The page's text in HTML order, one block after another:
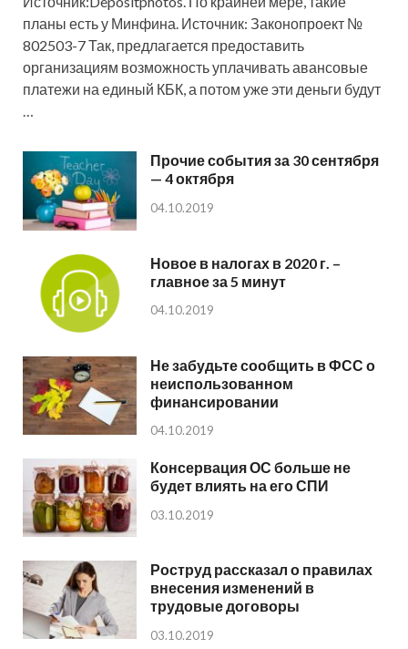
планы есть у Минфина. Источник: Законопроект №
802503-7 Так, предлагается предоставить
организациям возможность уплачивать авансовые
платежи на единый КБК, а потом уже эти деньги будут
…
Прочие события за 30 сентября
— 4 октября
04.10.2019
Новое в налогах в 2020 г. –
главное за 5 минут
04.10.2019
Не забудьте сообщить в ФСС о
неиспользованном
финансировании
04.10.2019
Консервация ОС больше не
будет влиять на его СПИ
03.10.2019
Роструд рассказал о правилах
внесения изменений в
трудовые договоры
03.10.2019